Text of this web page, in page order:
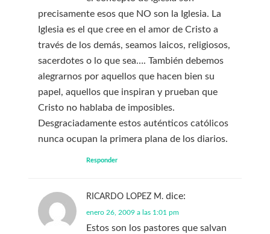
precisamente esos que NO son la Iglesia. La
Iglesia es el que cree en el amor de Cristo a
través de los demás, seamos laicos, religiosos,
sacerdotes o lo que sea…. También debemos
alegrarnos por aquellos que hacen bien su
papel, aquellos que inspiran y prueban que
Cristo no hablaba de imposibles.
Desgraciadamente estos auténticos católicos
nunca ocupan la primera plana de los diarios.
Responder
RICARDO LOPEZ M. dice:
enero 26, 2009 a las 1:01 pm
Estos son los pastores que salvan